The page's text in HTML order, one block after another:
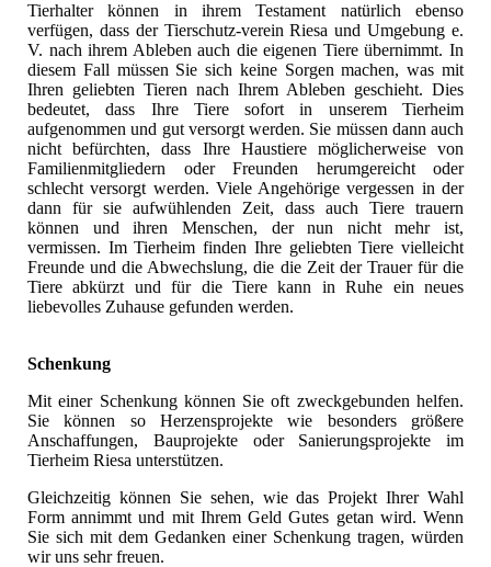
Tierhalter können in ihrem Testament natürlich ebenso
verfügen, dass der Tierschutz-verein Riesa und Umgebung e.
V. nach ihrem Ableben auch die eigenen Tiere übernimmt. In
diesem Fall müssen Sie sich keine Sorgen machen, was mit
Ihren geliebten Tieren nach Ihrem Ableben geschieht. Dies
bedeutet, dass Ihre Tiere sofort in unserem Tierheim
aufgenommen und gut versorgt werden. Sie müssen dann auch
nicht befürchten, dass Ihre Haustiere möglicherweise von
Familienmitgliedern oder Freunden herumgereicht oder
schlecht versorgt werden. Viele Angehörige vergessen in der
dann für sie aufwühlenden Zeit, dass auch Tiere trauern
können und ihren Menschen, der nun nicht mehr ist,
vermissen. Im Tierheim finden Ihre geliebten Tiere vielleicht
Freunde und die Abwechslung, die die Zeit der Trauer für die
Tiere abkürzt und für die Tiere kann in Ruhe ein neues
liebevolles Zuhause gefunden werden.
Schenkung
Mit einer Schenkung können Sie oft zweckgebunden helfen.
Sie können so Herzensprojekte wie besonders größere
Anschaffungen, Bauprojekte oder Sanierungsprojekte im
Tierheim Riesa unterstützen.
Gleichzeitig können Sie sehen, wie das Projekt Ihrer Wahl
Form annimmt und mit Ihrem Geld Gutes getan wird. Wenn
Sie sich mit dem Gedanken einer Schenkung tragen, würden
wir uns sehr freuen.